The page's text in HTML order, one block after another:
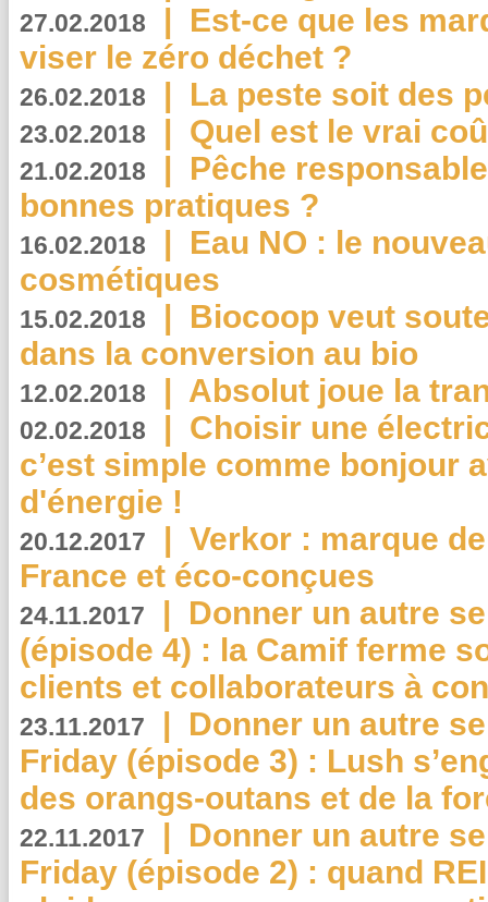
27.02.2018 | Est-ce que les
viser le zéro déchet ?
26.02.2018 | La peste soit des
23.02.2018 | Quel est le vrai
21.02.2018 | Pêche
bonnes pratiques ?
16.02.2018 | Eau NO : le
cosmétiques
15.02.2018 | Biocoop veut
dans la conversion au bio
12.02.2018 | Absolut joue la
02.02.2018 | Choisir une
c’est simple comme bonjour
d'énergie !
20.12.2017 | Verkor : marque
France et éco-conçues
24.11.2017 | Donner un autre
(épisode 4) : la Camif ferme
clients et collaborateurs à
23.11.2017 | Donner un autre
Friday (épisode 3) : Lush
des orangs-outans et de la
22.11.2017 | Donner un autre
Friday (épisode 2) : quand